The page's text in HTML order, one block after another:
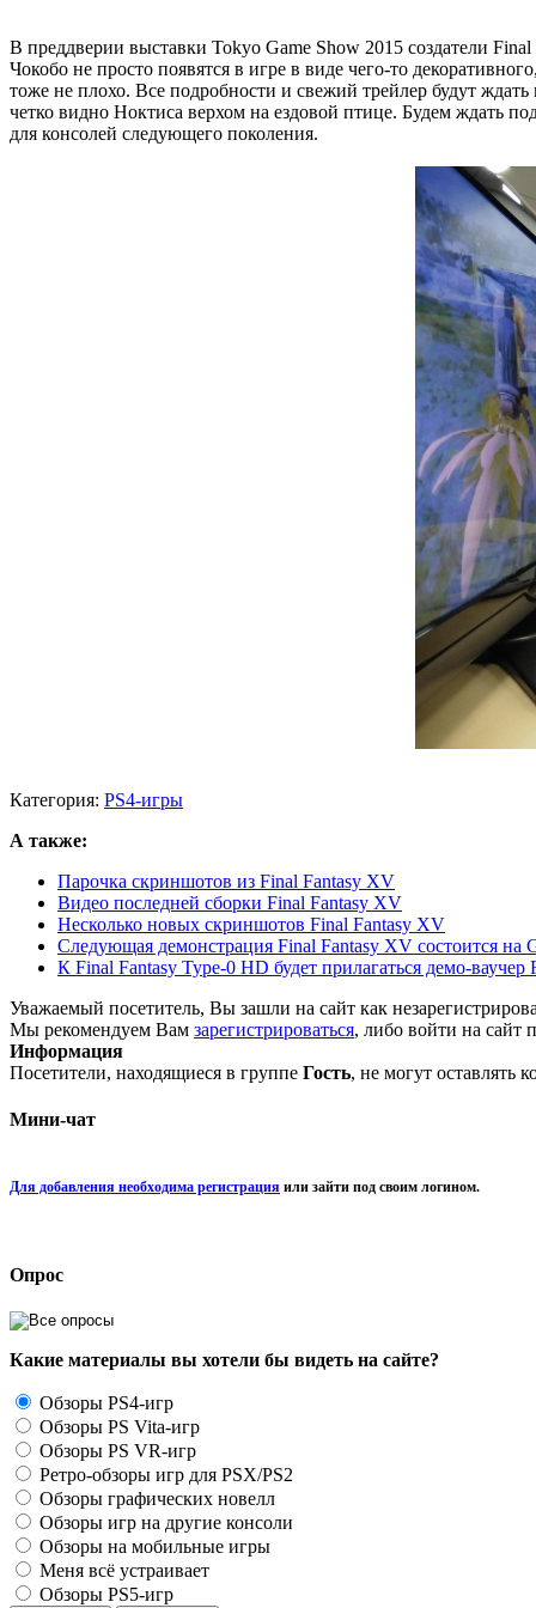
В преддверии выставки Tokyo Game Show 2015 создатели
Чокобо не просто появятся в игре в виде чего-то
тоже не плохо. Все подробности и свежий трейлер будут
четко видно Ноктиса верхом на ездовой птице. Будем ждать
для консолей следующего поколения.
Категория: PS4-игры
А также:
Парочка скриншотов из Final Fantasy XV
Видео последней сборки Final Fantasy XV
Несколько новых скриншотов Final Fantasy XV
Следующая демонстрация Final Fantasy XV состоится на
К Final Fantasy Type-0 HD будет прилагаться демо-
Уважаемый посетитель, Вы зашли на сайт как
Мы рекомендуем Вам зарегистрироваться, либо войти на сайт
Информация
Посетители, находящиеся в группе Гость, не могут оставлять
Мини-чат
Для добавления необходима регистрация или зайти под своим логином.
Опрос
Какие материалы вы хотели бы видеть на сайте?
Обзоры PS4-игр
Обзоры PS Vita-игр
Обзоры PS VR-игр
Ретро-обзоры игр для PSX/PS2
Обзоры графических новелл
Обзоры игр на другие консоли
Обзоры на мобильные игры
Меня всё устраивает
Обзоры PS5-игр